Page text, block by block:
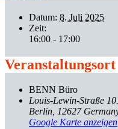
Datum: 8. Juli 2025
Zeit:
16:00 - 17:00
Veranstaltungsort
BENN Büro
Louis-Lewin-Straße
Berlin, 12627
Google Karte anzeigen